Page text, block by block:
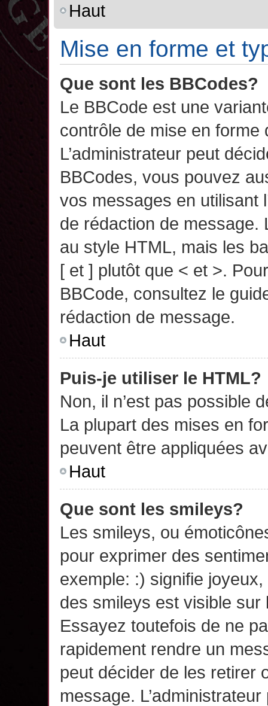
Haut
Mise en forme et
Que sont les BBCodes?
Le BBCode est une
contrôle de mise en forme
L’administrateur peut
BBCodes, vous pouvez
vos messages en utilisant
de rédaction de message.
au style HTML, mais les
[ et ] plutôt que < et >.
BBCode, consultez le
rédaction de message.
Haut
Puis-je utiliser le HTML?
Non, il n’est pas possible
La plupart des mises en
peuvent être appliquées
Haut
Que sont les smileys?
Les smileys, ou
pour exprimer des
exemple: :) signifie
des smileys est visible
Essayez toutefois de ne
rapidement rendre un
peut décider de les retirer
message.